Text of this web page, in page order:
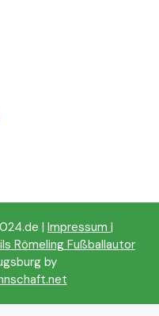
| Impressum |
Römeling Fußballautor
by